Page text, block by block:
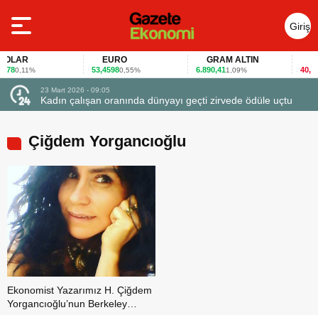
Giriş
Yap
0,11%
EURO
53,45980,55%
GRAM ALTIN
6.890,411,09% 40,65-
23 Mart 2026 - 09:05
Kadın çalışan oranında dünyayı geçti zirvede ödüle uçtu
Çiğdem Yorgancıoğlu
Ekonomist Yazarımız H. Çiğdem
Yorgancıoğlu’nun Berkeley